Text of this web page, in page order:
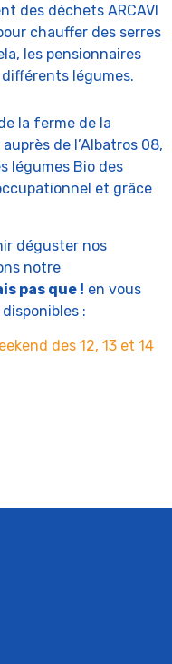
des déchets ARCAVI
chauffer des serres
les pensionnaires
légumes.
la ferme de la
de l’Albatros 08,
légumes Bio des
et grâce
déguster nos
notre
pas que ! en vous
:
des 12, 13 et 14